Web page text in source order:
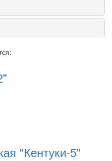
"Кентуки-5"